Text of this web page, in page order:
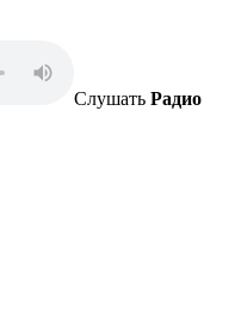
Слушать Радио